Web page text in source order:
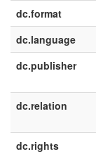
dc.format
dc.language
dc.publisher
dc.relation
dc.rights